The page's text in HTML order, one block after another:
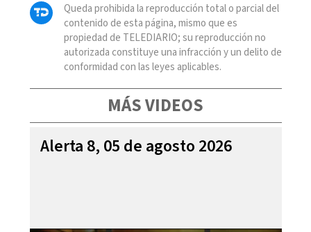
Queda prohibida la reproducción total o parcial del
contenido de esta página, mismo que es
propiedad de TELEDIARIO; su reproducción no
autorizada constituye una infracción y un delito de
conformidad con las leyes aplicables.
MÁS VIDEOS
Alerta 8, 05 de agosto 2026